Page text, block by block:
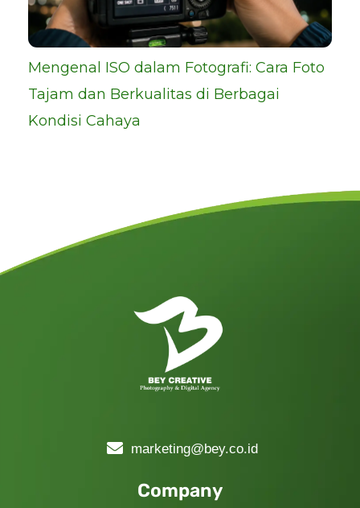
Mengenal ISO dalam Fotografi: Cara Foto
Tajam dan Berkualitas di Berbagai
Kondisi Cahaya
marketing@bey.co.id
Company